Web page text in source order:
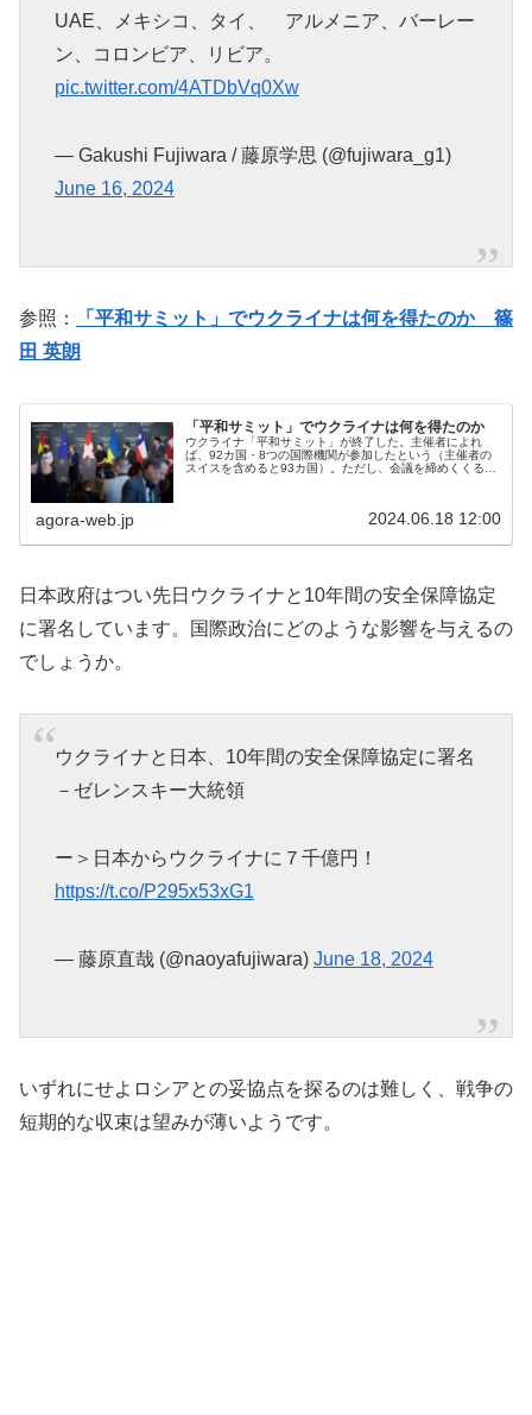
UAE、メキシコ、タイ、 アルメニア、バーレー
ン、コロンビア、リビア。
pic.twitter.com/4ATDbVq0Xw
— Gakushi Fujiwara / 藤原学思 (@fujiwara_g1)
June 16, 2024
参照：
「平和サミット」でウクライナは何を得たのか 篠
田 英朗
「平和サミット」でウクライナは何を得たのか
ウクライナ「平和サミット」が終了した。主催者によれ
ば、92カ国・8つの国際機関が参加したという（主催者の
スイスを含めると93カ国）。ただし、会議を締めくくる
agora-web.jp 2024.06.18 12:00
日本政府はつい先日ウクライナと10年間の安全保障協定
に署名しています。国際政治にどのような影響を与えるの
でしょうか。
ウクライナと日本、10年間の安全保障協定に署名
－ゼレンスキー大統領
ー＞日本からウクライナに７千億円！
https://t.co/P295x53xG1
— 藤原直哉 (@naoyafujiwara) June 18, 2024
いずれにせよロシアとの妥協点を探るのは難しく、戦争の
短期的な収束は望みが薄いようです。